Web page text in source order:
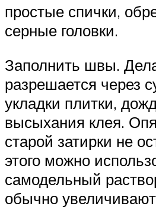
простые спички,
серные головки.
Заполнить швы.
разрешается через
укладки плитки,
высыхания клея.
старой затирки не
этого можно
самодельный
обычно